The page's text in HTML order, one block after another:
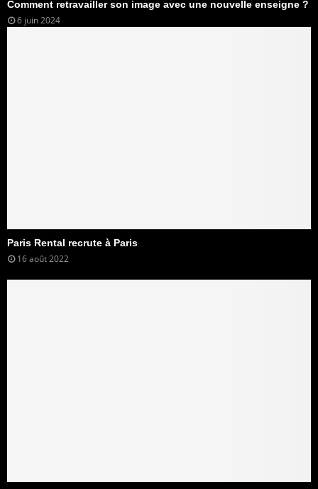
Comment retravailler son image avec une nouvelle enseigne ?
6 juin 2024
Paris Rental recrute à Paris
16 août 2022